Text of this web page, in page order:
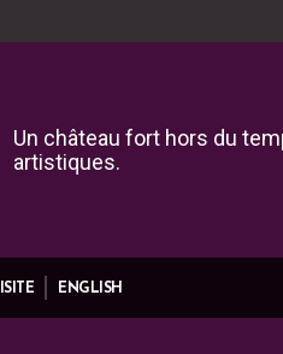
ENGLISH
Un château fort hors du
artistiques.